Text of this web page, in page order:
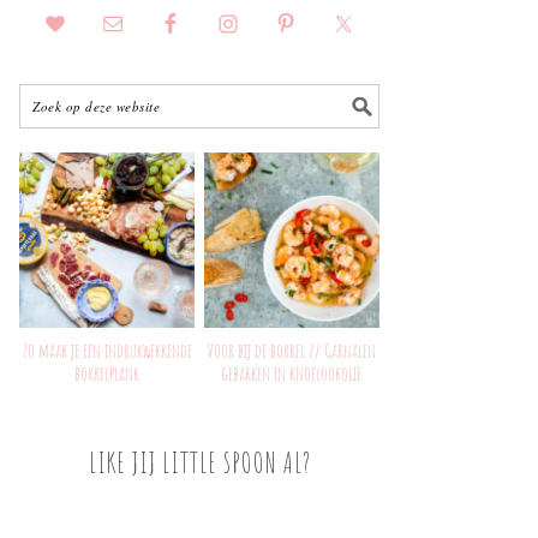
Zo maak je een indrukwekkende
borrelplank
Voor bij de borrel // Garnalen
gebakken in knoflookolie
LIKE JIJ LITTLE SPOON AL?